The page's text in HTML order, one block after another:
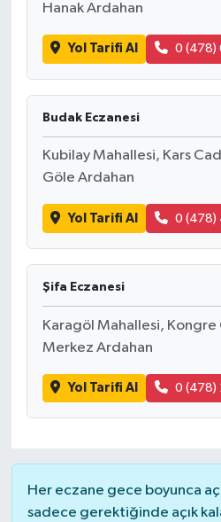
Hanak Ardahan
Yol Tarifi Al 0 (478)
Budak Eczanesi
Kubilay Mahallesi, Kars
Göle Ardahan
Yol Tarifi Al 0 (478)
Şifa Eczanesi
Karagöl Mahallesi,
Merkez Ardahan
Yol Tarifi Al 0 (478)
Her eczane gece boyunca
sadece gerektiğinde açık